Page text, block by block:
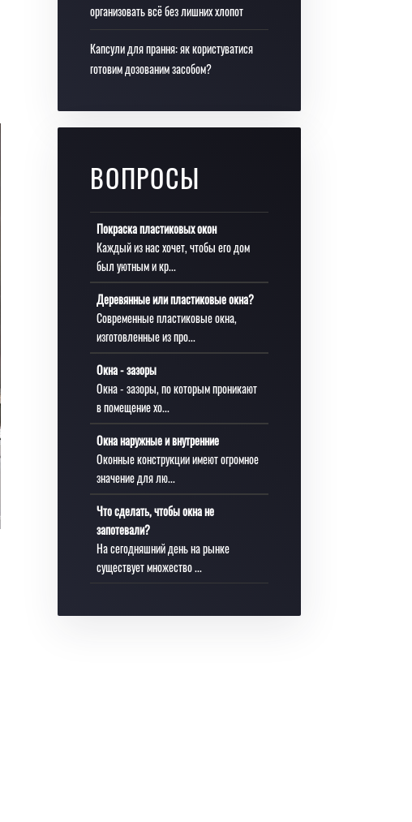
организовать всё без лишних хлопот
Капсули для прання: як користуватися
готовим дозованим засобом?
ВОПРОСЫ
Покраска пластиковых окон
Каждый из нас хочет, чтобы его дом
был уютным и кр...
Деревянные или пластиковые окна?
Современные пластиковые окна,
изготовленные из про...
Окна - зазоры
Окна - зазоры, по которым проникают
в помещение хо...
Окна наружные и внутренние
Оконные конструкции имеют огромное
значение для лю...
Что сделать, чтобы окна не
запотевали?
На сегодняшний день на рынке
существует множество ...